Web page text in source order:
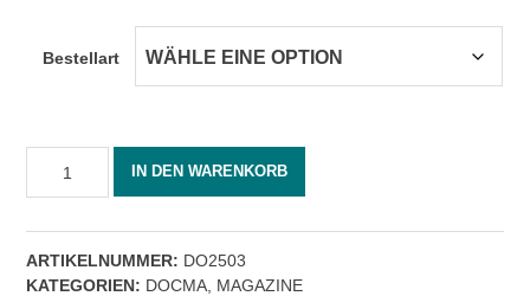
Bestellart
03/2025
IN DEN WARENKORB
ARTIKELNUMMER: DO2503
KATEGORIEN: DOCMA MAGAZINE